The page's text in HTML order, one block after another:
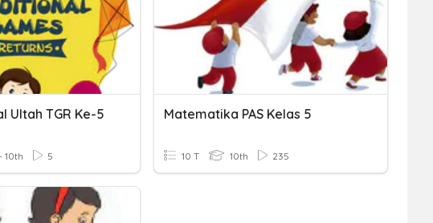
Ultah TGR Ke-5
10th 5
Matematika PAS Kelas 5
10 T 10th 235